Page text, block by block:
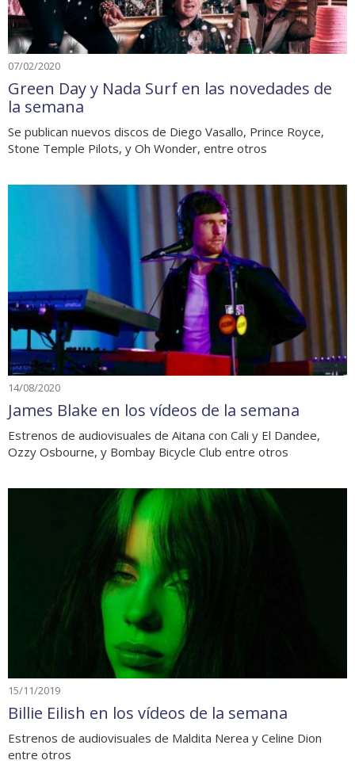
07/02/2020
Green Day y Nada Surf en las novedades de
la semana
Se publican nuevos discos de Diego Vasallo, Prince Royce,
Stone Temple Pilots, y Oh Wonder, entre otros
14/08/2020
James Blake en los vídeos de la semana
Estrenos de audiovisuales de Aitana con Cali y El Dandee,
Ozzy Osbourne, y Bombay Bicycle Club entre otros
15/11/2019
Billie Eilish en los vídeos de la semana
Estrenos de audiovisuales de Maldita Nerea y Celine Dion
entre otros